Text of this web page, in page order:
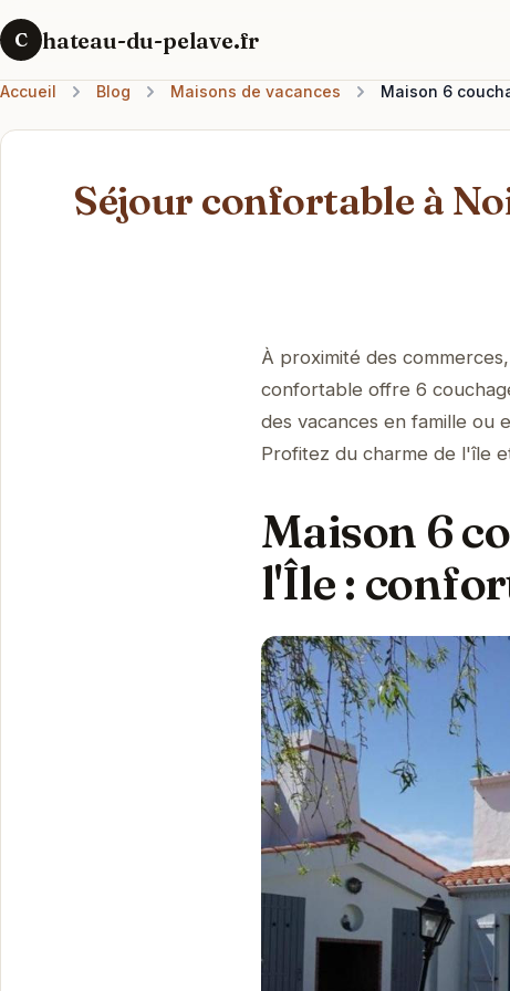
C hateau-du-pelave.fr
Accueil Blog Maisons de vacances Maison 6
Séjour confortable à
À proximité des
confortable offre 6
des vacances en famille ou
Profitez du charme de l'île
Maison 6
l'Île :